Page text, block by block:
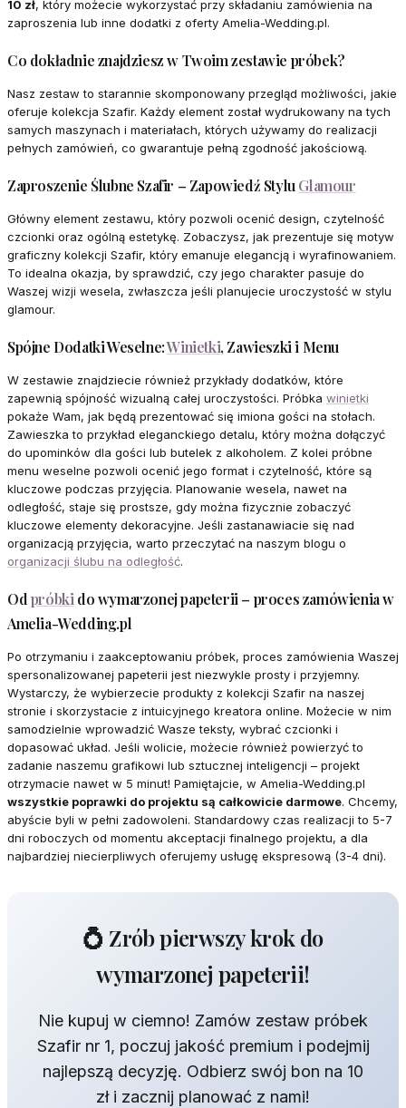
10 zł, który możecie wykorzystać przy składaniu zamówienia na
zaproszenia lub inne dodatki z oferty Amelia-Wedding.pl.
Co dokładnie znajdziesz w Twoim zestawie próbek?
Nasz zestaw to starannie skomponowany przegląd możliwości, jakie
oferuje kolekcja Szafir. Każdy element został wydrukowany na tych
samych maszynach i materiałach, których używamy do realizacji
pełnych zamówień, co gwarantuje pełną zgodność jakościową.
Zaproszenie Ślubne Szafir – Zapowiedź StyluGlamour
Główny element zestawu, który pozwoli ocenić design, czytelność
czcionki oraz ogólną estetykę. Zobaczysz, jak prezentuje się motyw
graficzny kolekcji Szafir, który emanuje elegancją i wyrafinowaniem.
To idealna okazja, by sprawdzić, czy jego charakter pasuje do
Waszej wizji wesela, zwłaszcza jeśli planujecie uroczystość w stylu
glamour.
Spójne Dodatki Weselne:Winietki, Zawieszki i Menu
W zestawie znajdziecie również przykłady dodatków, które
zapewnią spójność wizualną całej uroczystości. Próbka winietki
pokaże Wam, jak będą prezentować się imiona gości na stołach.
Zawieszka to przykład eleganckiego detalu, który można dołączyć
do upominków dla gości lub butelek z alkoholem. Z kolei próbne
menu weselne pozwoli ocenić jego format i czytelność, które są
kluczowe podczas przyjęcia. Planowanie wesela, nawet na
odległość, staje się prostsze, gdy można fizycznie zobaczyć
kluczowe elementy dekoracyjne. Jeśli zastanawiacie się nad
organizacją przyjęcia, warto przeczytać na naszym blogu o
organizacji ślubu na odległość.
Odpróbkido wymarzonej papeterii – proces zamówienia w
Amelia-Wedding.pl
Po otrzymaniu i zaakceptowaniu próbek, proces zamówienia Waszej
spersonalizowanej papeterii jest niezwykle prosty i przyjemny.
Wystarczy, że wybierzecie produkty z kolekcji Szafir na naszej
stronie i skorzystacie z intuicyjnego kreatora online. Możecie w nim
samodzielnie wprowadzić Wasze teksty, wybrać czcionki i
dopasować układ. Jeśli wolicie, możecie również powierzyć to
zadanie naszemu grafikowi lub sztucznej inteligencji – projekt
otrzymacie nawet w 5 minut! Pamiętajcie, w Amelia-Wedding.pl
wszystkie poprawki do projektu są całkowicie darmowe. Chcemy,
abyście byli w pełni zadowoleni. Standardowy czas realizacji to 5-7
dni roboczych od momentu akceptacji finalnego projektu, a dla
najbardziej niecierpliwych oferujemy usługę ekspresową (3-4 dni).
💍 Zrób pierwszy krok do
wymarzonej papeterii!
Nie kupuj w ciemno! Zamów zestaw próbek
Szafir nr 1, poczuj jakość premium i podejmij
najlepszą decyzję. Odbierz swój bon na 10
zł i zacznij planować z nami!